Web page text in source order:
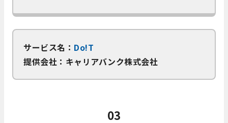
サービス名： Do!T
提供会社：キャリアバンク株式会社
03